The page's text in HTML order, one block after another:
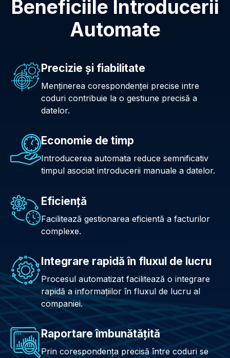
Beneficiile Introducerii
Automate
Precizie şi fiabilitate
Menţinerea corespondenţei precise intre
coduri contribuie la o gestiune precisă a
datelor.
Economie de timp
Introducerea automata reduce semnificativ
timpul asociat introducerii manuale a datelor.
Eficienţă
Facilitează gestionarea eficientă a facturilor
complexe.
Integrare rapidă în fluxul de lucru
Procesul automatizat facilitează o integrare
rapidă a informațiilor în fluxul de lucru al
companiei.
Raportare îmbunătăţită
Prin corespondenţa precisă între coduri se